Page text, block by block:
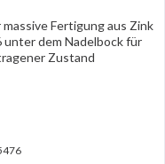
Fertigung aus Zink
dem Nadelbock für
Zustand